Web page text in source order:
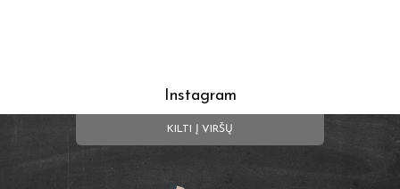
Instagram
KILTI Į VIRŠŲ